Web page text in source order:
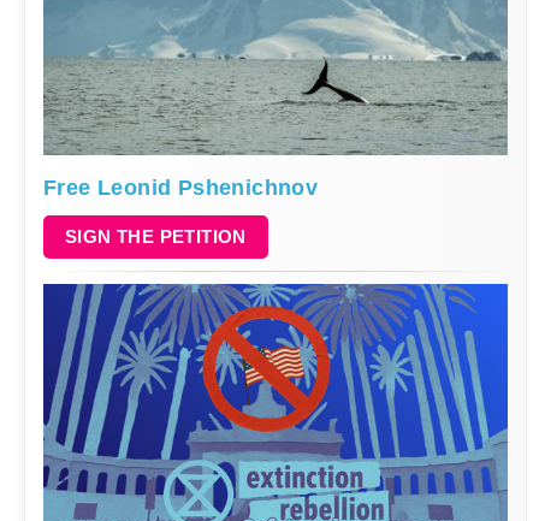
Free Leonid Pshenichnov
SIGN THE PETITION